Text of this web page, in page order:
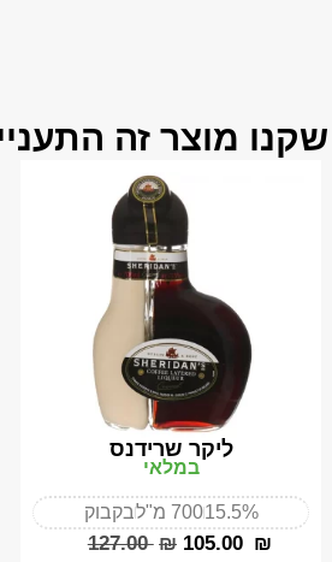
מוצר זה
ליקר שרידנס
במלאי
15.5%700 מ"ל בקבוק
‎127.00 ₪ ‎105.00 ₪